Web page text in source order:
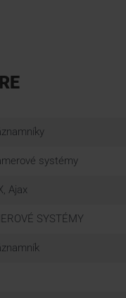
systémy
Ajax
SYSTÉMY